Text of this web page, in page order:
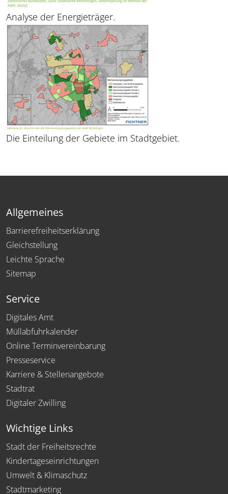
Analyse der Energieträger.
Die Einteilung der Gebiete im Stadtgebiet.
Allgemeines
Barrierefreiheitserklärung
Gleichstellung
Leichte Sprache
Sitemap
Service
Digitales Amt
Müllabfuhrkalender
Online Terminvereinbarung
Presseservice
Karriere & Stellenangebote
Stadtrat
Digitaler Zwilling
Wichtige Links
Stadt der Freiheitsrechte
Kindertageseinrichtungen
Umwelt & Klimaschutz
Stadtmarketing